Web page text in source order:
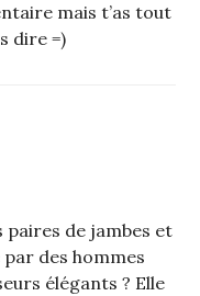
mais t’as tout
dire =)
paires de jambes et
des hommes
élégants ? Elle